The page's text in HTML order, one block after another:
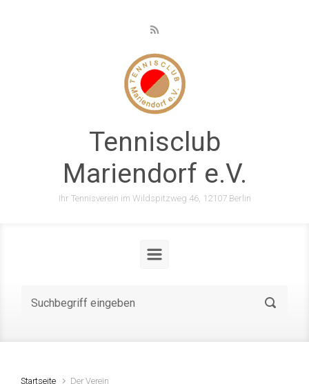
Tennisclub
Mariendorf e.V.
Ihr Tennisverein im Wildspitzweg 46, 12107 Berlin
Startseite Der Verein